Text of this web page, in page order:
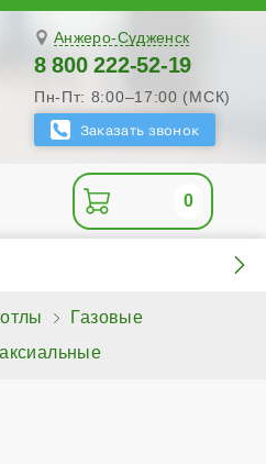
Анжеро-Судженск
8 800 222-52-19
Пн-Пт: 8:00–17:00 (МСК)
0
Газовые